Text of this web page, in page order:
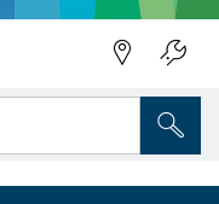
betona slīpmašīnām
disks, 5 x